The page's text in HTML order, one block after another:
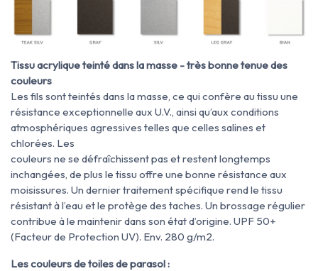
Tissu acrylique teinté dans la masse - très bonne tenue des
couleurs
Les fils sont teintés dans la masse, ce qui confère au tissu une
résistance exceptionnelle aux U.V., ainsi qu’aux conditions
atmosphériques agressives telles que celles salines et
chlorées. Les
couleurs ne se défraîchissent pas et restent longtemps
inchangées, de plus le tissu offre une bonne résistance aux
moisissures. Un dernier traitement spécifique rend le tissu
résistant à l’eau et le protège des taches. Un brossage régulier
contribue à le maintenir dans son état d’origine. UPF 50+
(Facteur de Protection UV). Env. 280 g/m2.
Les couleurs de toiles de parasol :